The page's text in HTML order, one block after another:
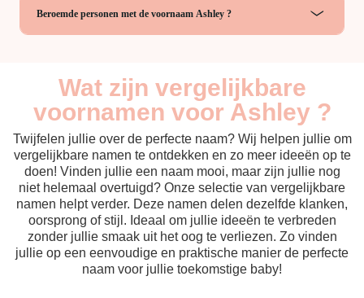
Beroemde personen met de voornaam Ashley ?
Wat zijn vergelijkbare
voornamen voor Ashley ?
Twijfelen jullie over de perfecte naam? Wij helpen jullie om
vergelijkbare namen te ontdekken en zo meer ideeën op te
doen! Vinden jullie een naam mooi, maar zijn jullie nog
niet helemaal overtuigd? Onze selectie van vergelijkbare
namen helpt verder. Deze namen delen dezelfde klanken,
oorsprong of stijl. Ideaal om jullie ideeën te verbreden
zonder jullie smaak uit het oog te verliezen. Zo vinden
jullie op een eenvoudige en praktische manier de perfecte
naam voor jullie toekomstige baby!